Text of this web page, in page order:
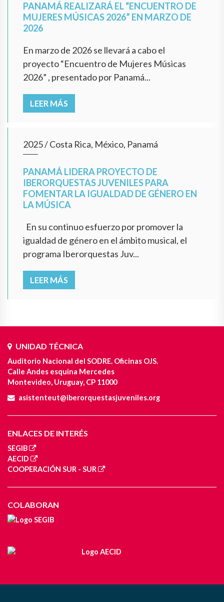
PANAMÁ REALIZARÁ EL “ENCUENTRO DE
MUJERES MÚSICAS 2026” EN MARZO DE
2026
En marzo de 2026 se llevará a cabo el
proyecto “Encuentro de Mujeres Músicas
2026” , presentado por Panamá...
LEER MÁS
2025/Costa Rica, México, Panamá
PANAMÁ LIDERA PROYECTO DE
IBERORQUESTAS JUVENILES PARA
FOMENTAR LA IGUALDAD DE GÉNERO EN
LA MÚSICA
En su continuo esfuerzo por promover la
igualdad de género en el ámbito musical, el
programa Iberorquestas Juv...
LEER MÁS
UNIDAD TÉCNICA
Auditorio Nacional del SODRE. Oficinas OJS.
Calle Andes esquina Mercedes
Montevideo, Uruguay, CP 11000
asistenteut@iberorquestasjuveniles.org
ENLACES DE INTERÉS
SEGIB
AECID
COOPERACIÓN SUR - SUR
COLABORAN